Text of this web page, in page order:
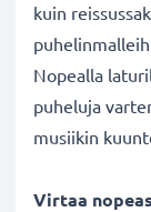
kuin
Nopealla
puheluja
musiikin
Virtaa